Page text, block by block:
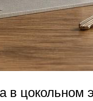
в цокольном